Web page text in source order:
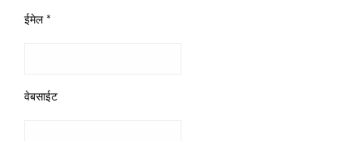
ईमेल *
वेबसाईट